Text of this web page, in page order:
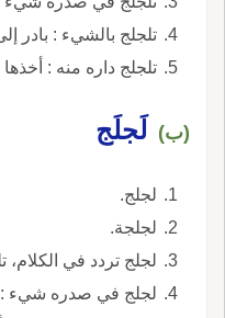
تلجلج بالشيء : بادر
تلجلج داره منه :
(ب) لَجلَج
لجلج.
لجلجة.
لجلج تردد في الكلام،
لجلج في صدره شيء :